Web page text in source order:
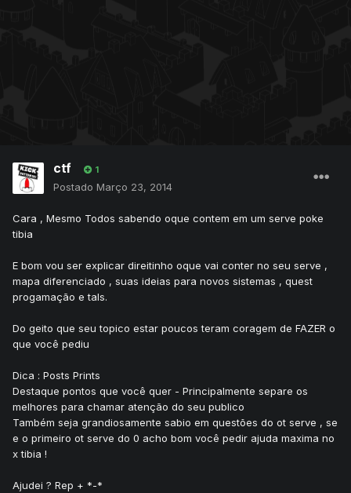
ctf 1
Postado Março 23, 2014
Cara , Mesmo Todos sabendo oque contem em um serve poke
tibia
E bom vou ser explicar direitinho oque vai conter no seu serve ,
mapa diferenciado , suas ideias para novos sistemas , quest
progamação e tals.
Do geito que seu topico estar poucos teram coragem de FAZER o
que você pediu
Dica : Posts Prints
Destaque pontos que você quer - Principalmente separe os
melhores para chamar atenção do seu publico
Também seja grandiosamente sabio em questões do ot serve , se
e o primeiro ot serve do 0 acho bom você pedir ajuda maxima no
x tibia !
Ajudei ? Rep + *-*